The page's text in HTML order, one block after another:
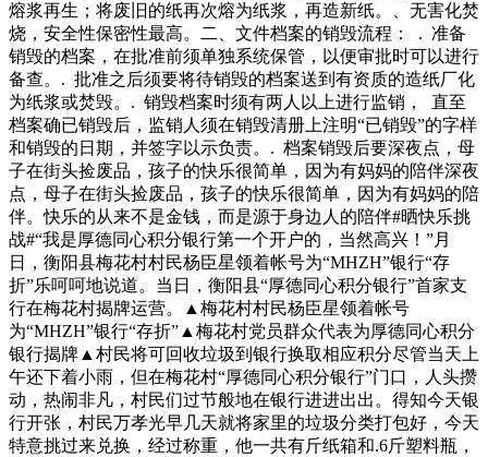
熔浆再生；将废旧的纸再次熔为纸浆，再造新纸。、无害化焚
烧，安全性保密性最高。二、文件档案的销毁流程： . 准备
销毁的档案，在批准前须单独系统保管，以便审批时可以进行
备查。. 批准之后须要将待销毁的档案送到有资质的造纸厂化
为纸浆或焚毁。. 销毁档案时须有两人以上进行监销， 直至
档案确已销毁后，监销人须在销毁清册上注明“已销毁”的字样
和销毁的日期，并签字以示负责。. 档案销毁后要深夜点，母
子在街头捡废品，孩子的快乐很简单，因为有妈妈的陪伴深夜
点，母子在街头捡废品，孩子的快乐很简单，因为有妈妈的陪
伴。快乐的从来不是金钱，而是源于身边人的陪伴#晒快乐挑
战#“我是厚德同心积分银行第一个开户的，当然高兴！”月
日，衡阳县梅花村村民杨臣星领着帐号为“MHZH”银行“存
折”乐呵呵地说道。当日，衡阳县“厚德同心积分银行”首家支
行在梅花村揭牌运营。▲梅花村村民杨臣星领着帐号
为“MHZH”银行“存折”▲梅花村党员群众代表为厚德同心积分
银行揭牌▲村民将可回收垃圾到银行换取相应积分尽管当天上
午还下着小雨，但在梅花村“厚德同心积分银行”门口，人头攒
动，热闹非凡，村民们过节般地在银行进进出出。得知今天银
行开张，村民万孝光早几天就将家里的垃圾分类打包好，今天
特意挑过来兑换，经过称重，他一共有斤纸箱和.6斤塑料瓶，